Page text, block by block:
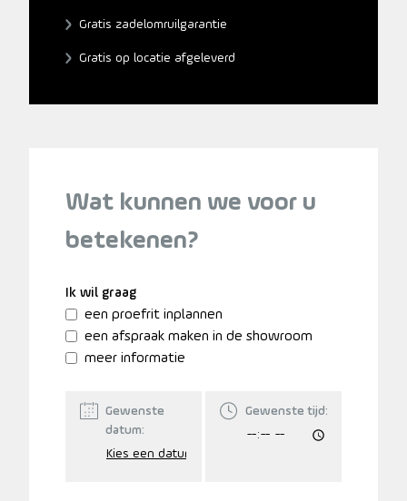
Gratis zadelomruilgarantie
Gratis op locatie afgeleverd
Wat kunnen we voor u
betekenen?
Ik wil graag
een proefrit inplannen
een afspraak maken in de showroom
meer informatie
Gewenste
datum:
Gewenste tijd: